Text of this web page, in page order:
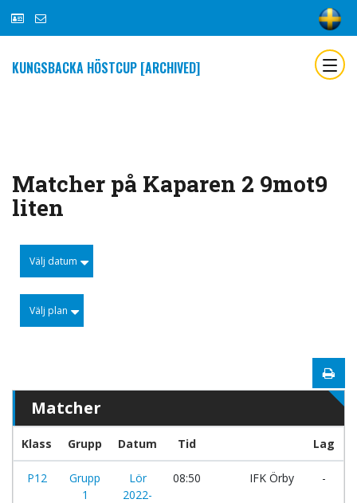
KUNGSBACKA HÖSTCUP [ARCHIVED]
Matcher på Kaparen 2 9mot9
liten
Välj datum
Välj plan
Matcher
Klass Grupp Datum Tid Lag
P12
Grupp
1
Lör
2022-
08:50 IFK Örby -